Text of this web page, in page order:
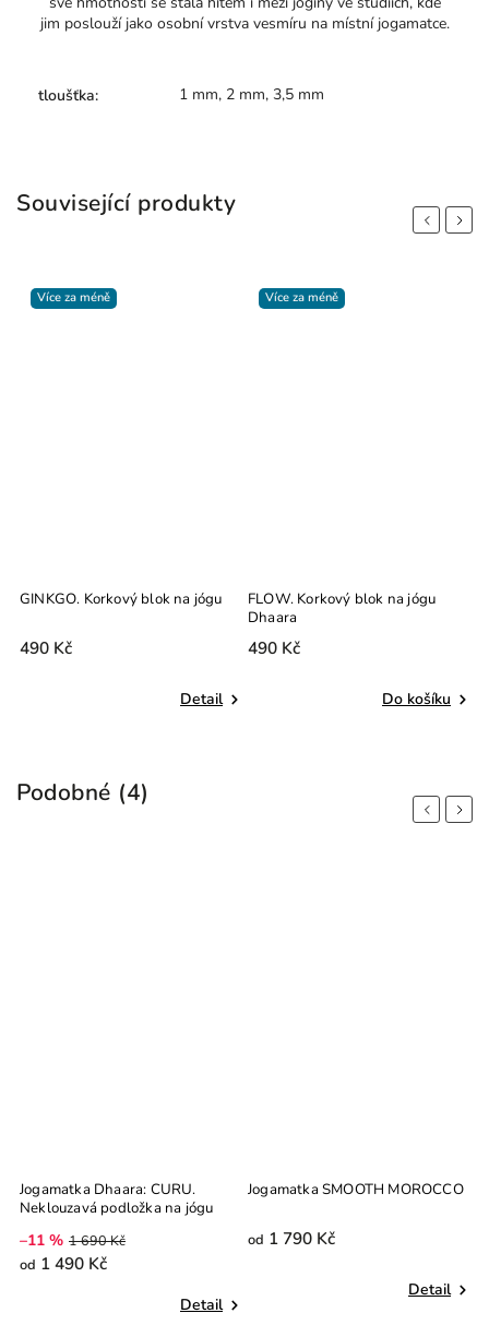
jim poslouží jako osobní vrstva vesmíru na místní jogamatce.
tloušťka: 1 mm, 2 mm, 3,5 mm
Související produkty
Previous
Více za méně
GINKGO. Korkový blok na jógu
490 Kč
Detail
Více za méně
FLOW. Korkový blok na jógu
Dhaara
490 Kč
Do košíku
Next
Podobné (4)
Previous
Jogamatka Dhaara: CURU.
Neklouzavá podložka na jógu
–11 % 1 690 Kč
od 1 490 Kč
Detail
Jogamatka SMOOTH MOROCCO
od 1 790 Kč
Detail
Next